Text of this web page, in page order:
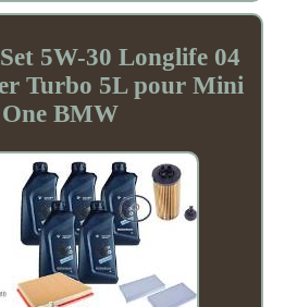
5W-30 Longlife 04
Turbo 5L pour Mini
One BMW